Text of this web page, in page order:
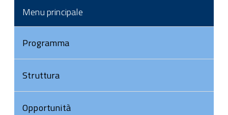
Menu principale
Programma
Struttura
Opportunità